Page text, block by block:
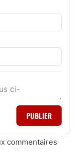
PUBLIER
commentaires